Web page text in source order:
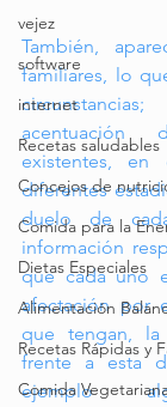
vejez
software
internet
Recetas saludables
Concejos de
Comida para la
Dietas Especiales
Alimentación
Recetas Rápidas y
Comida
También,
familiares, lo
acentuación
existentes,
diferentes
duelo de
información
que cada uno
afectación por
que tengan,
frente a esta
ejemplo